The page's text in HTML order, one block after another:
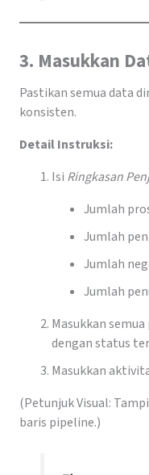
3. Masukkan
Pastikan semua data
konsisten.
Detail Instruksi:
Isi Ringkasan
Jumlah
Jumlah
Jumlah
Jumlah
Masukkan
dengan status
Masukkan
(Petunjuk Visual:
baris pipeline.)